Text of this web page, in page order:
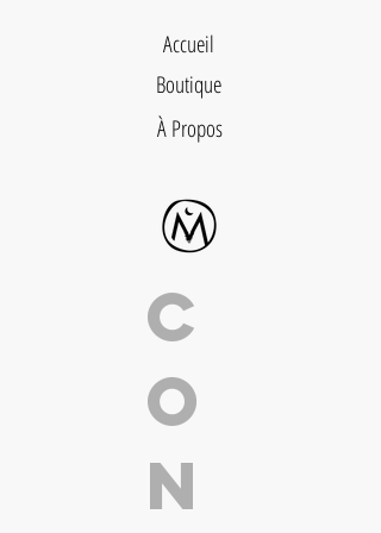
Accueil
Boutique
À Propos
C
o
n